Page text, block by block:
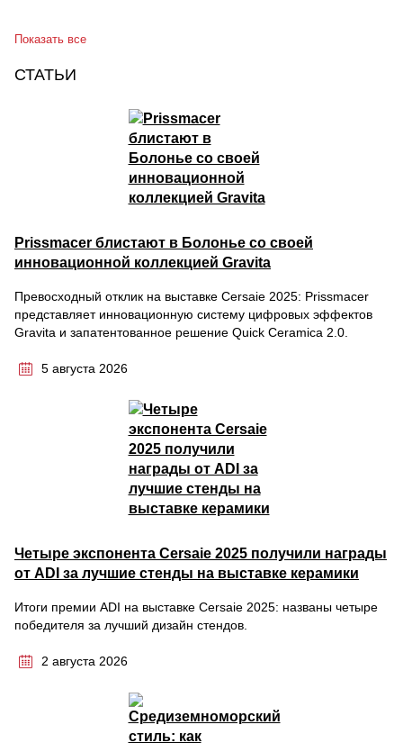
Показать все
СТАТЬИ
Prissmacer блистают в Болонье со своей
инновационной коллекцией Gravita
Превосходный отклик на выставке Cersaie 2025: Prissmacer
представляет инновационную систему цифровых эффектов
Gravita и запатентованное решение Quick Ceramica 2.0.
5 августа 2026
Четыре экспонента Cersaie 2025 получили награды
от ADI за лучшие стенды на выставке керамики
Итоги премии ADI на выставке Cersaie 2025: названы четыре
победителя за лучший дизайн стендов.
2 августа 2026